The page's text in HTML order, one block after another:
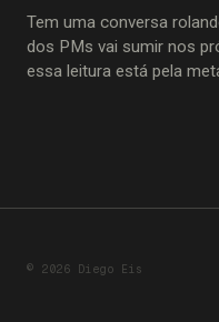
Tem uma conversa
dos PMs vai sumir nos
essa leitura está pela metade. A IA não vai matar o
© 2026 Diego Eis